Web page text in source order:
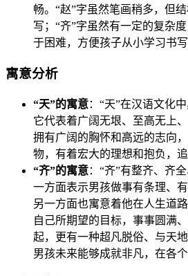
畅。“赵”字虽然笔画稍多，但
写；“齐”字虽然有一定的复杂
于困难，方便孩子从小学习书写
寓意分析
“天”的寓意：“天”在汉语文化
它代表着广阔无垠、至高无上
拥有广阔的胸怀和高远的志向
物，有着宏大的理想和抱负，追
“齐”的寓意：“齐”有整齐、齐
一方面表示男孩做事有条理、
另一方面也寓意着他在人生道
自己所期望的目标，事事圆满
起，更有一种超凡脱俗、与天
男孩未来能够成就非凡，在各